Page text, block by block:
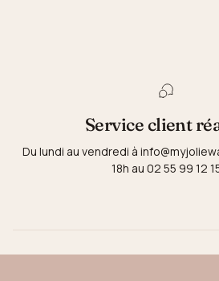
Service client
Du lundi au vendredi à
18h au 02 55 99 12